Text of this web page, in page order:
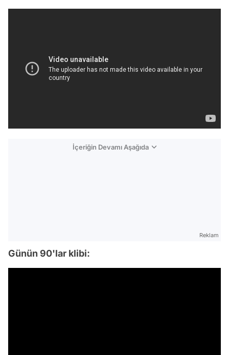
İçeriğin Devamı Aşağıda
Reklam
Günün 90'lar klibi: